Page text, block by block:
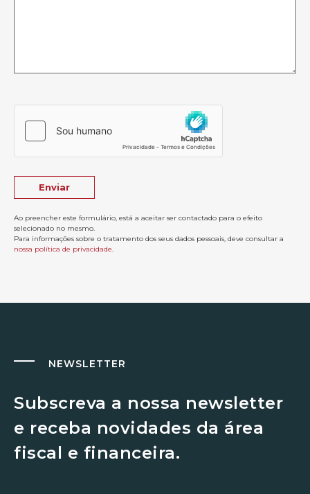
Ao preencher este formulário, está a aceitar ser contactado para o efeito
selecionado no mesmo.
Para informações sobre o tratamento dos seus dados pessoais, deve consultar a
nossa política de privacidade.
NEWSLETTER
Subscreva a nossa newsletter
e receba novidades da área
fiscal e financeira.